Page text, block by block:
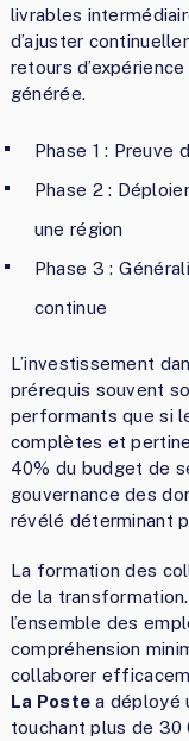
livrables
d’ajuster
retours
générée.
Phase 1 : Preuve
Phase 2 :
une région
Phase 3 :
continue
L’investissement
prérequis souvent
performants que si
complètes et
40% du budget de
gouvernance des
révélé déterminant
La formation des
de la
l’ensemble des
compréhension
collaborer
La Poste a déployé
touchant plus de